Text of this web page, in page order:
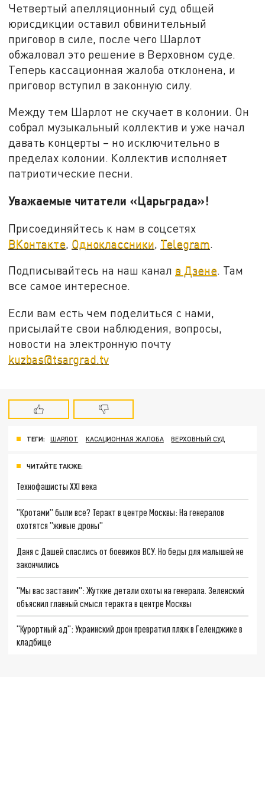
Четвертый апелляционный суд общей
юрисдикции оставил обвинительный
приговор в силе, после чего Шарлот
обжаловал это решение в Верховном суде.
Теперь кассационная жалоба отклонена, и
приговор вступил в законную силу.
Между тем Шарлот не скучает в колонии. Он
собрал музыкальный коллектив и уже начал
давать концерты – но исключительно в
пределах колонии. Коллектив исполняет
патриотические песни.
Уважаемые читатели «Царьграда»!
Присоединяйтесь к нам в соцсетях
ВКонтакте, Одноклассники, Telegram.
Подписывайтесь на наш канал в Дзене. Там
все самое интересное.
Если вам есть чем поделиться с нами,
присылайте свои наблюдения, вопросы,
новости на электронную почту
kuzbas@tsargrad.tv
ТЕГИ: ШАРЛОТ КАСАЦИОННАЯ ЖАЛОБА ВЕРХОВНЫЙ СУД
ЧИТАЙТЕ ТАКЖЕ:
Технофашисты XXI века
"Кротами" были все? Теракт в центре Москвы: На генералов
охотятся "живые дроны"
Даня с Дашей спаслись от боевиков ВСУ. Но беды для малышей не
закончились
"Мы вас заставим": Жуткие детали охоты на генерала. Зеленский
объяснил главный смысл теракта в центре Москвы
"Курортный ад": Украинский дрон превратил пляж в Геленджике в
кладбище